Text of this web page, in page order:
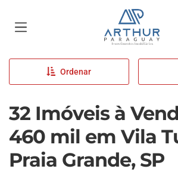
Página inicial
Ordenar
32 Imóveis à
460 mil em Vila
Praia Grande, SP